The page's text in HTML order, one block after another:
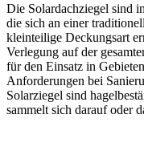
Die Solardachziegel sind
die sich an einer
kleinteilige Deckungsart
Verlegung auf der
für den Einsatz in
Anforderungen bei
Solarziegel sind
sammelt sich darauf oder